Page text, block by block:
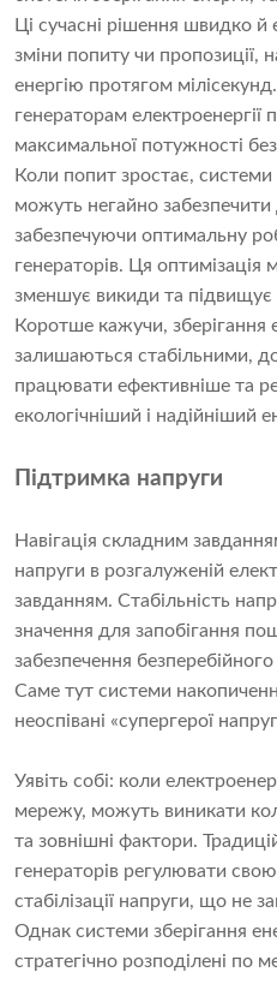
Ці сучасні рішення швидко
зміни попиту чи
енергію протягом
генераторам
максимальної потужності
Коли попит зростає, системи
можуть негайно
забезпечуючи оптимальну
генераторів. Ця оптимізація
зменшує викиди та підвищує
Коротше кажучи, зберігання
залишаються стабільними,
працювати ефективніше та
екологічніший і надійніший
Підтримка напруги
Навігація складним
напруги в розгалуженій
завданням. Стабільність
значення для запобігання
забезпечення
Саме тут системи
неоспівані «супергерої
Уявіть собі: коли
мережу, можуть виникати
та зовнішні фактори.
генераторів регулювати
стабілізації напруги, що не
Однак системи зберігання
стратегічно розподілені по